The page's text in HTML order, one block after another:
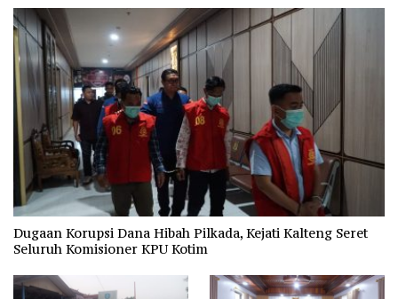
Dugaan Korupsi Dana Hibah Pilkada, Kejati Kalteng Seret
Seluruh Komisioner KPU Kotim